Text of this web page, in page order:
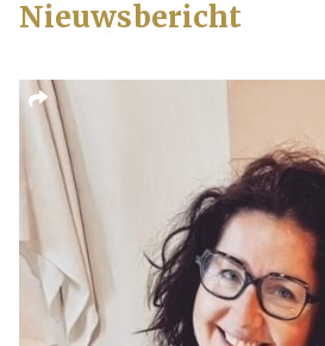
Nieuwsbericht